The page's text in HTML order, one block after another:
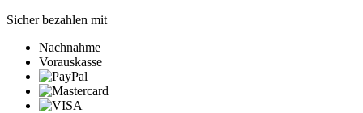
Sicher bezahlen mit
Nachnahme
Vorauskasse